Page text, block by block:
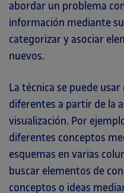
abordar un problema
información mediante
categorizar y asociar
nuevos.
La técnica se puede
diferentes a partir de la
visualización. Por
diferentes conceptos
esquemas en varias
buscar elementos de
conceptos o ideas